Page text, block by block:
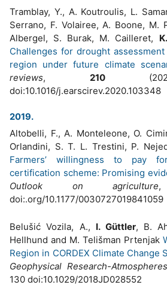
Tramblay, Y., A. Koutroulis, L.
Serrano, F. Volairee, A. Boone, M.
Albergel, S. Burak, M. Cailleret,
Challenges for drought
region under future climate
reviews, 210
doi:10.1016/j.earscirev.2020.103348
2019.
Altobelli, F., A. Monteleone, O.
Orlandini, S. T. L. Trestini, P.
Farmers’ willingness to pay
certification scheme: Promising
Outlook on agriculture
doi:.org/10.1177/0030727019841059
Belušić Vozila, A., I. Güttler, B.
Hellhund and M. Telišman Prtenjak
Region in CORDEX Climate Change
Geophysical Research-Atmospheres
130 doi:10.1029/2018JD028552